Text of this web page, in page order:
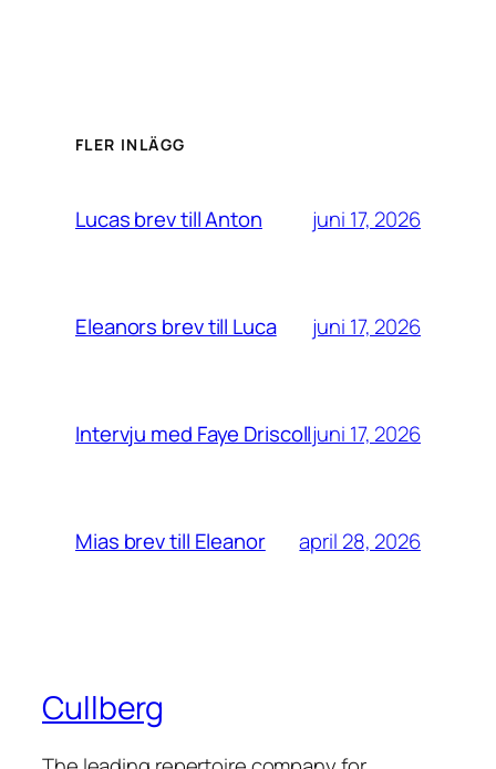
FLER INLÄGG
Lucas brev till Anton juni 17, 2026
Eleanors brev till Luca juni 17, 2026
Intervju med Faye Driscolljuni 17, 2026
Mias brev till Eleanor april 28, 2026
Cullberg